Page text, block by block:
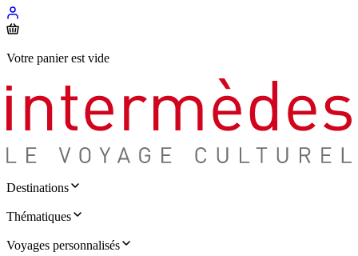
Votre panier est vide
Destinations
Thématiques
Voyages personnalisés